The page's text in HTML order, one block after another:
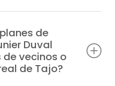
en caso de
de tu
de energía y
en tu hogar.
de
Duval
vecinos o
de Tajo?